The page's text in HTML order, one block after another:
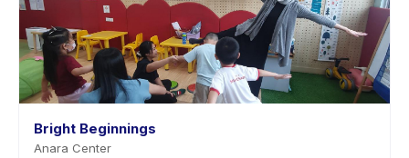
Bright Beginnings
Anara Center